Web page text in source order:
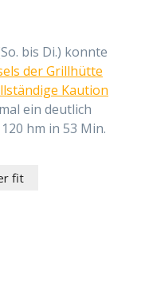
bis Di.) konnte
der Grillhütte
Kaution
ein deutlich
hm in 53 Min.
fit